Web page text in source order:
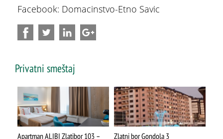
Facebook: Domacinstvo-Etno Savic
Privatni smeštaj
Apartman ALIBI Zlatibor 103 –
Zlatni bor Gondola 3
VIDETI